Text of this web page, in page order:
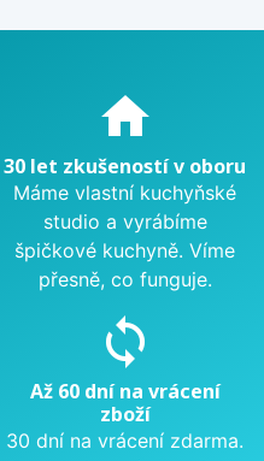
home
30 let zkušeností v oboru
Máme vlastní kuchyňské
studio a vyrábíme
špičkové kuchyně. Víme
přesně, co funguje.
sync
Až 60 dní na vrácení
zboží
30 dní na vrácení zdarma.